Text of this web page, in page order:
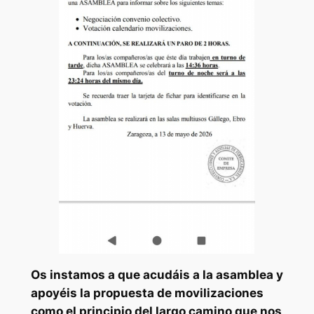
Os instamos a que acudáis a la asamblea y
apoyéis la propuesta de movilizaciones
como el principio del largo camino que nos